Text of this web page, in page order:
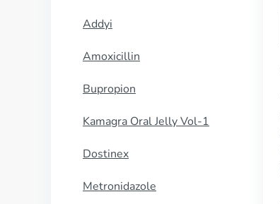
Addyi
Amoxicillin
Bupropion
Kamagra Oral Jelly Vol-1
Dostinex
Metronidazole